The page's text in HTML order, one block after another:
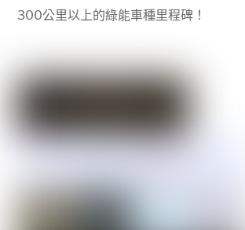
300公里以上的綠能車種里程碑！